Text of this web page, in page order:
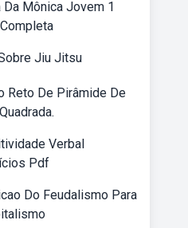
Da Mônica Jovem 1
Jiu Jitsu
Reto De Pirâmide De
Verbal
Pdf
Do Feudalismo Para